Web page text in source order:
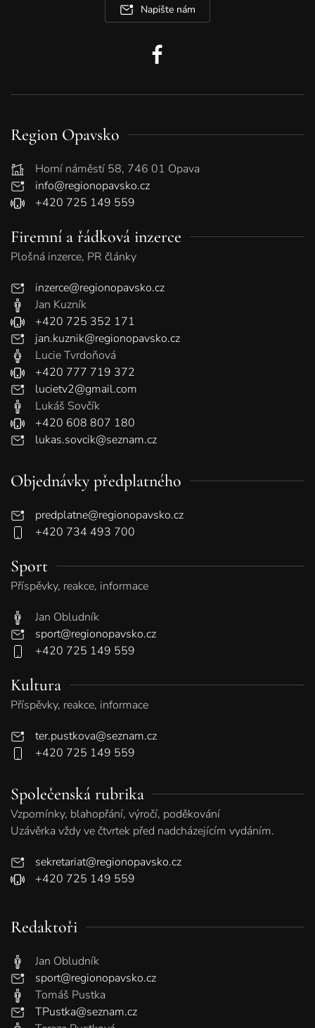
Napište nám
Region Opavsko
Horní náměstí 58, 746 01 Opava
info@regionopavsko.cz
+420 725 149 559
Firemní a řádková inzerce
Plošná inzerce, PR články
inzerce@regionopavsko.cz
Jan Kuzník
+420 725 352 171
jan.kuznik@regionopavsko.cz
Lucie Tvrdoňová
+420 777 719 372
lucietv2@gmail.com
Lukáš Sovčík
+420 608 807 180
lukas.sovcik@seznam.cz
Objednávky předplatného
predplatne@regionopavsko.cz
+420 734 493 700
Sport
Příspěvky, reakce, informace
Jan Obludník
sport@regionopavsko.cz
+420 725 149 559
Kultura
Příspěvky, reakce, informace
ter.pustkova@seznam.cz
+420 725 149 559
Společenská rubrika
Vzpomínky, blahopřání, výročí, poděkování
Uzávěrka vždy ve čtvrtek před nadcházejícím vydáním.
sekretariat@regionopavsko.cz
+420 725 149 559
Redaktoři
Jan Obludník
sport@regionopavsko.cz
Tomáš Pustka
TPustka@seznam.cz